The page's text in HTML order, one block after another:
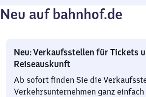
Neu auf bahnhof.de
Neu: Verkaufsstellen für Tickets
Reiseauskunft
Ab sofort finden Sie die
Verkehrsunternehmen ganz